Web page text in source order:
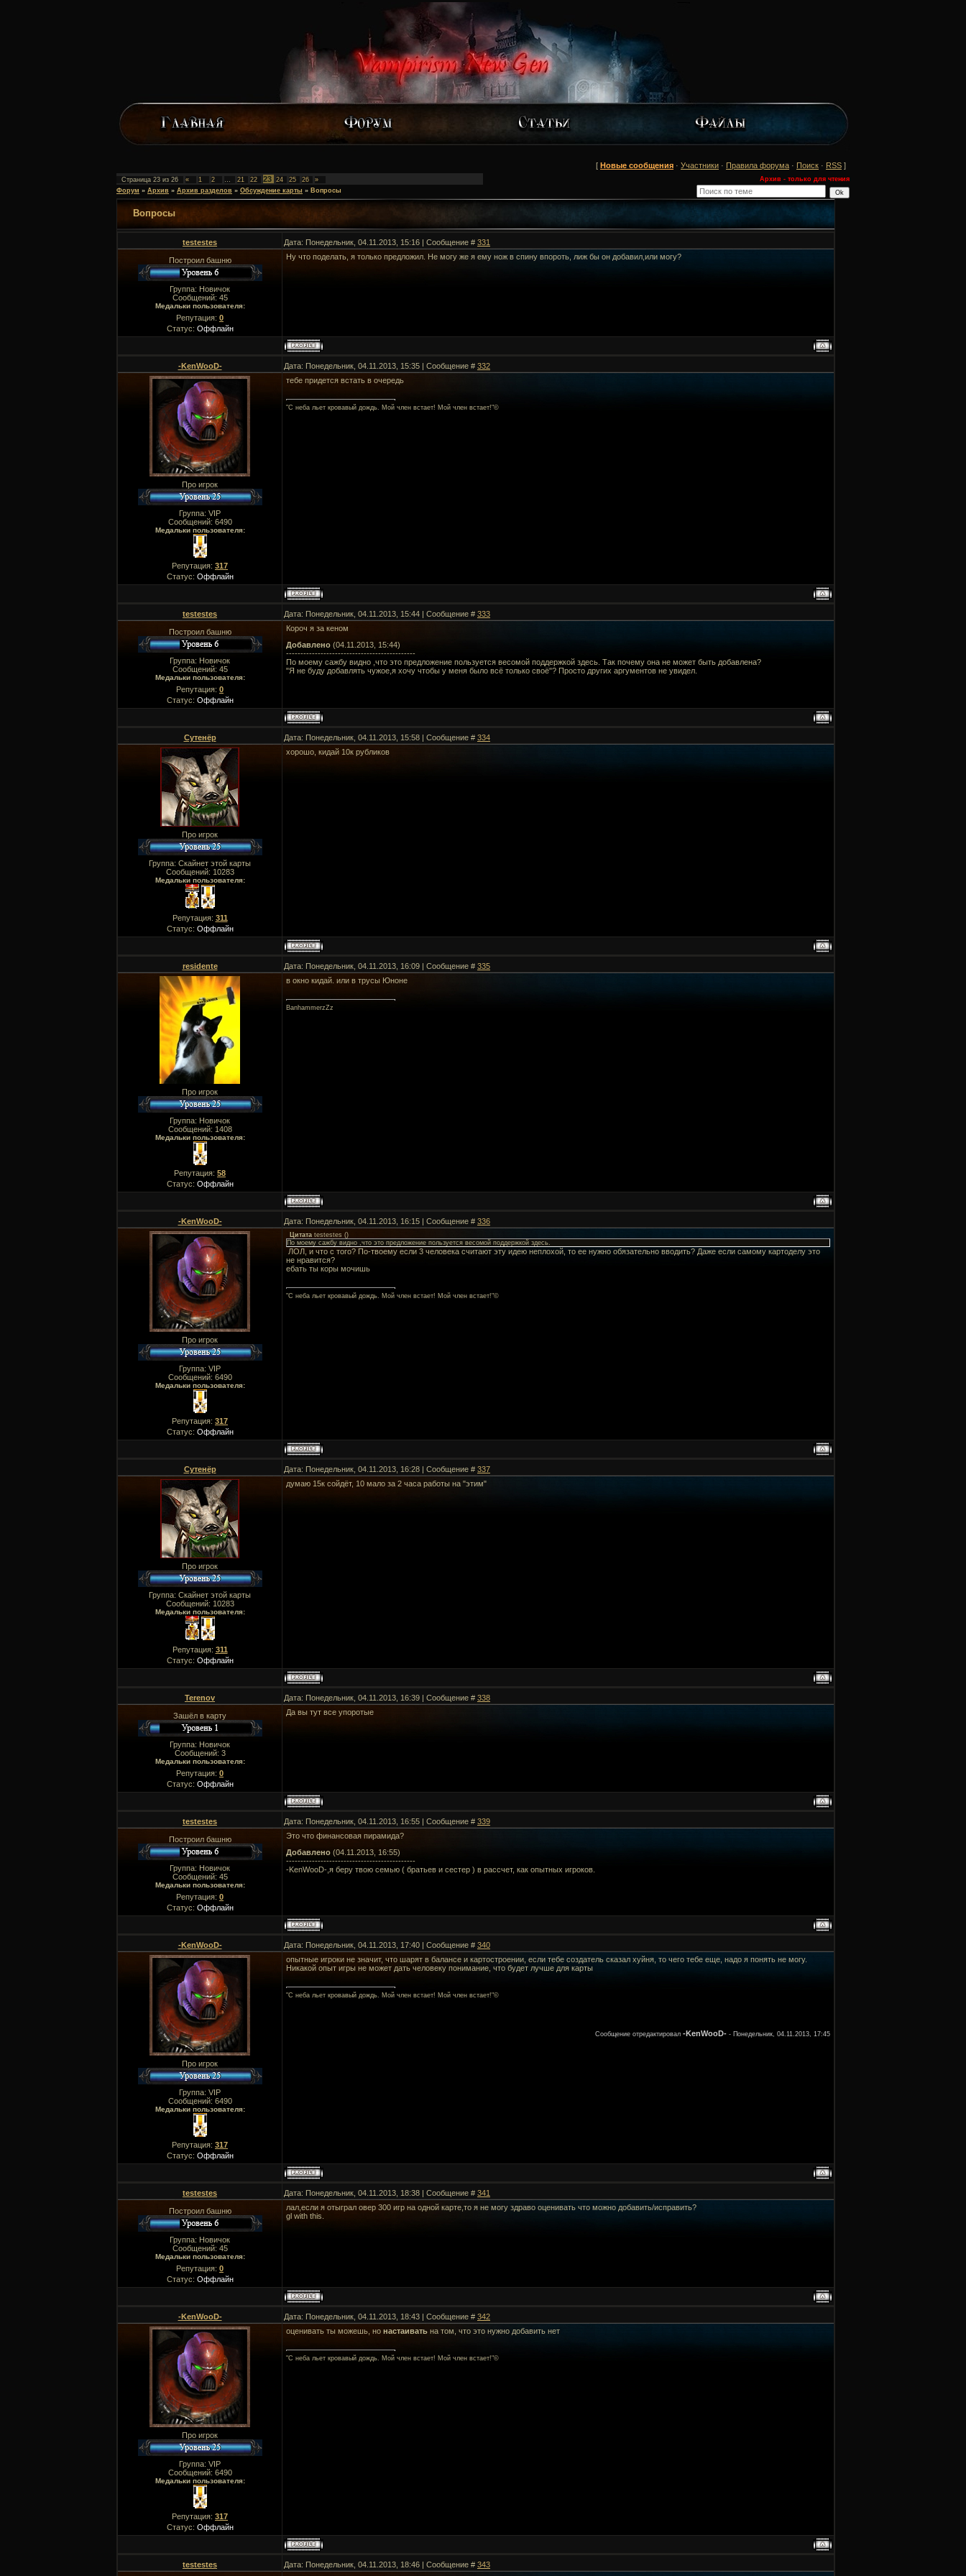
[ Новые сообщения · Участники · Правила форума · Поиск · RSS ]
Страница 23 из 26 « 1 2 … 21 22 23 24 25 26 »
Архив - только для чтения
Форум » Архив » Архив разделов » Обсуждение карты » Вопросы
Вопросы
testestes Дата: Понедельник, 04.11.2013, 15:16 | Сообщение # 331
Построил башню
Группа: Новичок
Сообщений: 45
Медальки пользователя:
Репутация: 0
Статус: Оффлайн
Ну что поделать, я только предложил. Не могу же я ему нож в спину впороть, лиж бы он добавил,или могу?
-KenWooD- Дата: Понедельник, 04.11.2013, 15:35 | Сообщение # 332
Про игрок
Группа: VIP
Сообщений: 6490
Медальки пользователя:
Репутация: 317
Статус: Оффлайн
тебе придется встать в очередь
"C неба льет кровавый дождь. Мой член встает! Мой член встает!"©
testestes Дата: Понедельник, 04.11.2013, 15:44 | Сообщение # 333
Построил башню
Группа: Новичок
Сообщений: 45
Медальки пользователя:
Репутация: 0
Статус: Оффлайн
Короч я за кеном
Добавлено (04.11.2013, 15:44)
---------------------------------------------
По моему сажбу видно ,что это предложение пользуется весомой поддержкой здесь. Так почему она не может быть добавлена?
"Я не буду добавлять чужое,я хочу чтобы у меня было всё только своё"? Просто других аргументов не увидел.
Сутенёр Дата: Понедельник, 04.11.2013, 15:58 | Сообщение # 334
Про игрок
Группа: Скайнет этой карты
Сообщений: 10283
Медальки пользователя:
Репутация: 311
Статус: Оффлайн
хорошо, кидай 10к рубликов
residente Дата: Понедельник, 04.11.2013, 16:09 | Сообщение # 335
Про игрок
Группа: Новичок
Сообщений: 1408
Медальки пользователя:
Репутация: 58
Статус: Оффлайн
в окно кидай. или в трусы Юноне
BanhammerzZz
-KenWooD- Дата: Понедельник, 04.11.2013, 16:15 | Сообщение # 336
Про игрок
Группа: VIP
Сообщений: 6490
Медальки пользователя:
Репутация: 317
Статус: Оффлайн
Цитата testestes ()
По моему сажбу видно ,что это предложение пользуется весомой поддержкой здесь.
ЛОЛ, и что с того? По-твоему если 3 человека считают эту идею неплохой, то ее нужно обязательно вводить? Даже если самому картоделу это
не нравится?
ебать ты коры мочишь
"C неба льет кровавый дождь. Мой член встает! Мой член встает!"©
Сутенёр Дата: Понедельник, 04.11.2013, 16:28 | Сообщение # 337
Про игрок
Группа: Скайнет этой карты
Сообщений: 10283
Медальки пользователя:
Репутация: 311
Статус: Оффлайн
думаю 15к сойдёт, 10 мало за 2 часа работы на "этим"
Terenov Дата: Понедельник, 04.11.2013, 16:39 | Сообщение # 338
Зашёл в карту
Группа: Новичок
Сообщений: 3
Медальки пользователя:
Репутация: 0
Статус: Оффлайн
Да вы тут все упоротые
testestes Дата: Понедельник, 04.11.2013, 16:55 | Сообщение # 339
Построил башню
Группа: Новичок
Сообщений: 45
Медальки пользователя:
Репутация: 0
Статус: Оффлайн
Это что финансовая пирамида?
Добавлено (04.11.2013, 16:55)
---------------------------------------------
-KenWooD-,я беру твою семью ( братьев и сестер ) в рассчет, как опытных игроков.
-KenWooD- Дата: Понедельник, 04.11.2013, 17:40 | Сообщение # 340
Про игрок
Группа: VIP
Сообщений: 6490
Медальки пользователя:
Репутация: 317
Статус: Оффлайн
опытные игроки не значит, что шарят в балансе и картостроении, если тебе создатель сказал хуйня, то чего тебе еще, надо я понять не могу.
Никакой опыт игры не может дать человеку понимание, что будет лучше для карты
"C неба льет кровавый дождь. Мой член встает! Мой член встает!"©
Сообщение отредактировал -KenWooD- - Понедельник, 04.11.2013, 17:45
testestes Дата: Понедельник, 04.11.2013, 18:38 | Сообщение # 341
Построил башню
Группа: Новичок
Сообщений: 45
Медальки пользователя:
Репутация: 0
Статус: Оффлайн
лал,если я отыграл овер 300 игр на одной карте,то я не могу здраво оценивать что можно добавить/исправить?
gl with this.
-KenWooD- Дата: Понедельник, 04.11.2013, 18:43 | Сообщение # 342
Про игрок
Группа: VIP
Сообщений: 6490
Медальки пользователя:
Репутация: 317
Статус: Оффлайн
оценивать ты можешь, но настаивать на том, что это нужно добавить нет
"C неба льет кровавый дождь. Мой член встает! Мой член встает!"©
testestes Дата: Понедельник, 04.11.2013, 18:46 | Сообщение # 343